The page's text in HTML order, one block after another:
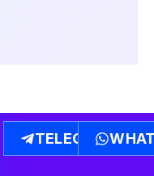
TELEGRAM